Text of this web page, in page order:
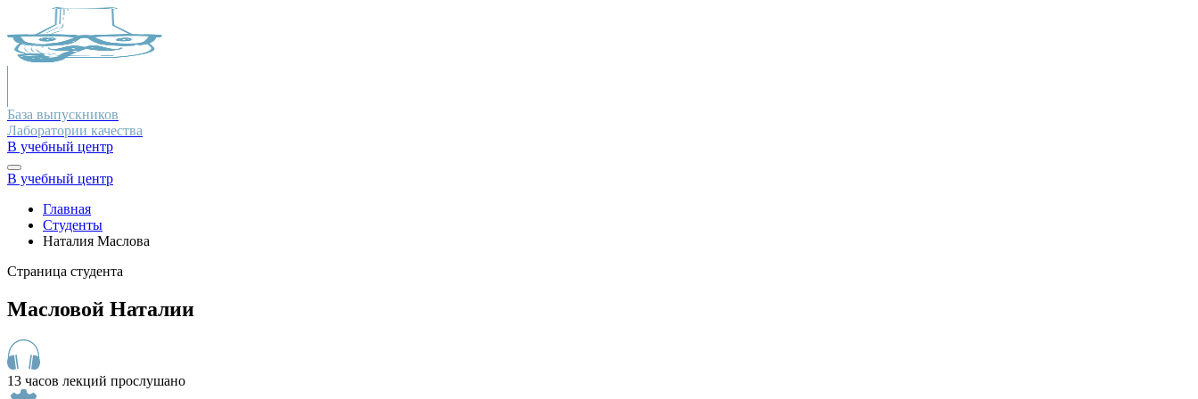
База выпускников
Лаборатории качества
В учебный центр
В учебный центр
Главная
Студенты
Наталия Маслова
Страница студента
Масловой Наталии
13 часов лекций прослушано